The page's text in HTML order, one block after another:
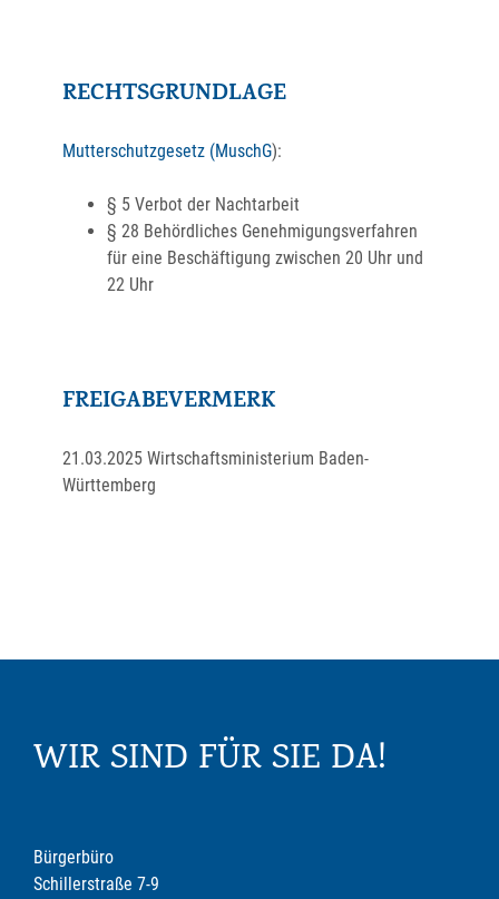
RECHTSGRUNDLAGE
Mutterschutzgesetz (MuschG):
§ 5 Verbot der Nachtarbeit
§ 28 Behördliches Genehmigungsverfahren
für eine Beschäftigung zwischen 20 Uhr und
22 Uhr
FREIGABEVERMERK
21.03.2025 Wirtschaftsministerium Baden-
Württemberg
WIR SIND FÜR SIE DA!
Bürgerbüro
Schillerstraße 7-9